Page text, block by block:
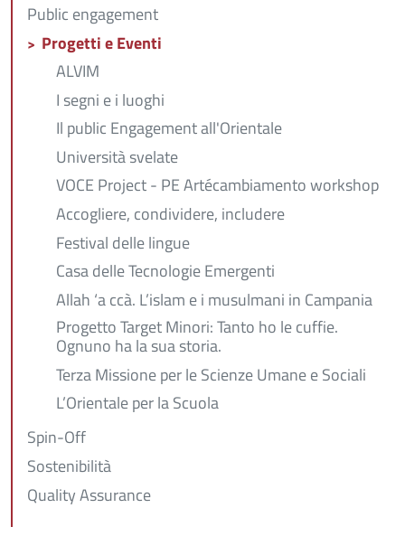
Public engagement
Progetti e Eventi
ALVIM
I segni e i luoghi
Il public Engagement all'Orientale
Università svelate
VOCE Project - PE Artécambiamento workshop
Accogliere, condividere, includere
Festival delle lingue
Casa delle Tecnologie Emergenti
Allah ‘a ccà. L’islam e i musulmani in Campania
Progetto Target Minori: Tanto ho le cuffie.
Ognuno ha la sua storia.
Terza Missione per le Scienze Umane e Sociali
L’Orientale per la Scuola
Spin-Off
Sostenibilità
Quality Assurance